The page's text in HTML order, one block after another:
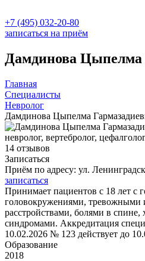
+7 (495) 032-20-80
записаться на приём
Дамдинова Цыпелма
Главная
Специалисты
Невролог
Дамдинова Цыпелма
невролог, вертебролог,
14 отзывов
Записаться
Приём по адресу: ул.
записаться
Принимает пациентов с 18 лет с
головокружениями, тревожными
расстройствами, болями в
синдромами. Аккредитация
10.02.2026 № 123 действует до
Образование
2018